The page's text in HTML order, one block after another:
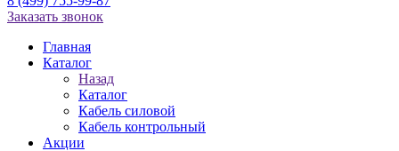
Заказать звонок
Главная
Каталог
Назад
Каталог
Кабель силовой
Кабель контрольный
Акции